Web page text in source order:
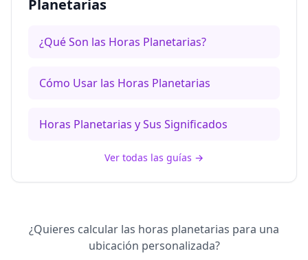
Planetarias
¿Qué Son las Horas Planetarias?
Cómo Usar las Horas Planetarias
Horas Planetarias y Sus Significados
Ver todas las guías →
¿Quieres calcular las horas planetarias para una
ubicación personalizada?